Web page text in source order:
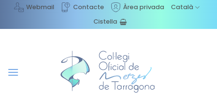
content
Webmail Contacte Àrea privada
Català
Cistella